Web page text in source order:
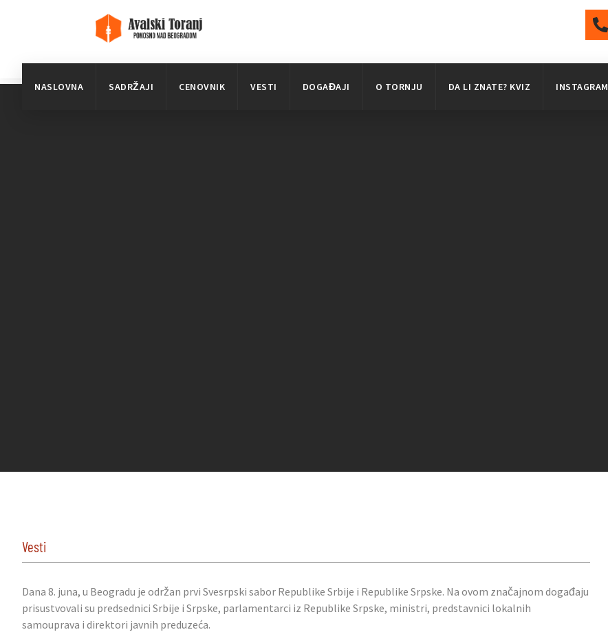
NASLOVNA SADRŽAJI CENOVNIK VESTI DOGAĐAJI O TORNJU DA LI ZNATE? KVIZ INSTAGRAM
Vesti
Dana 8. juna, u Beogradu je održan prvi Svesrpski sabor Republike Srbije i Republike Srpske. Na ovom značajnom događaju
prisustvovali su predsednici Srbije i Srpske, parlamentarci iz Republike Srpske, ministri, predstavnici lokalnih
samouprava i direktori javnih preduzeća.